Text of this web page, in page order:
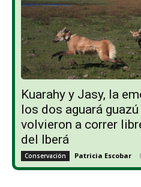
Kuarahy y Jasy, la
los dos aguará
volvieron a correr
del Iberá
Conservación Patricia Escobar -